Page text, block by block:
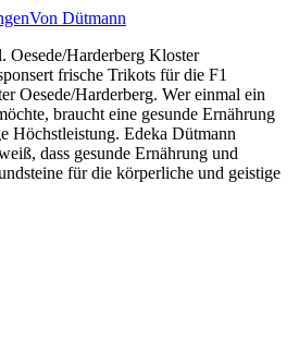
Von Dütmann
Oesede/Harderberg Kloster
frische Trikots für die F1
Oesede/Harderberg. Wer einmal ein
braucht eine gesunde Ernährung
Höchstleistung. Edeka Dütmann
dass gesunde Ernährung und
für die körperliche und geistige